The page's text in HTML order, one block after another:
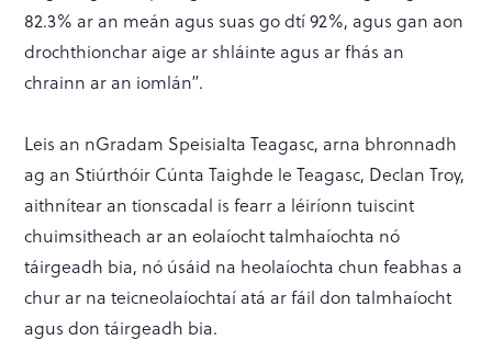
82.3% ar an meán agus suas go dtí 92%, agus gan aon
drochthionchar aige ar shláinte agus ar fhás an
chrainn ar an iomlán”.
Leis an nGradam Speisialta Teagasc, arna bhronnadh
ag an Stiúrthóir Cúnta Taighde le Teagasc, Declan Troy,
aithnítear an tionscadal is fearr a léiríonn tuiscint
chuimsitheach ar an eolaíocht talmhaíochta nó
táirgeadh bia, nó úsáid na heolaíochta chun feabhas a
chur ar na teicneolaíochtaí atá ar fáil don talmhaíocht
agus don táirgeadh bia.